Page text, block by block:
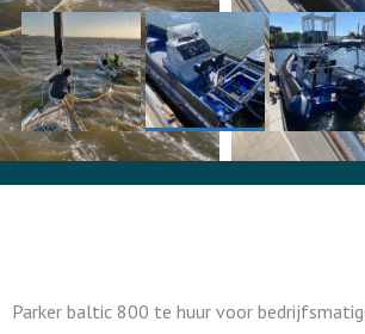
Parker baltic 800 te huur voor